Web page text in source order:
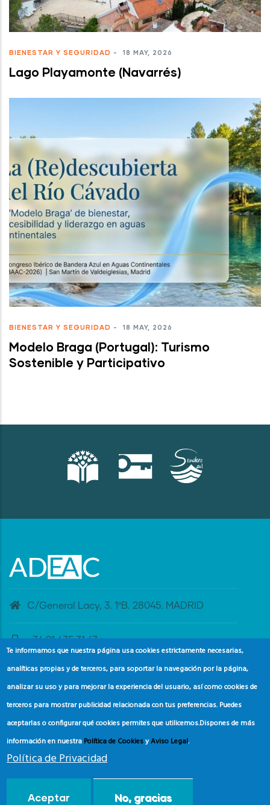
BIENESTAR Y SEGURIDAD - 18 MAY, 2026
Lago Playamonte (Navarrés)
BIENESTAR Y SEGURIDAD - 18 MAY, 2026
Modelo Braga (Portugal): Turismo
Sostenible y Participativo
C/General Lacy, 3. 1ºB. 28045. MADRID
+34 91 435 31 47
banderaazul@adeac.es
Consumidor (ADEAC).
2024.
Te informamos que nuestra página usa cookies estrictamente necesarias,
analíticas propias y de terceros, para soportar la navegación por la página,
analizar su uso y para mejorar la experiencia del usuario, así como cookies de
terceros para mostrar publicidad relacionada con tus preferencias. Puedes
aceptarlas o configurar qué cookies permites que utilicemos.Dispones de más
información en nuestra Política de CookiesyAviso Legal.
Política de Privacidad
Aceptar No, gracias